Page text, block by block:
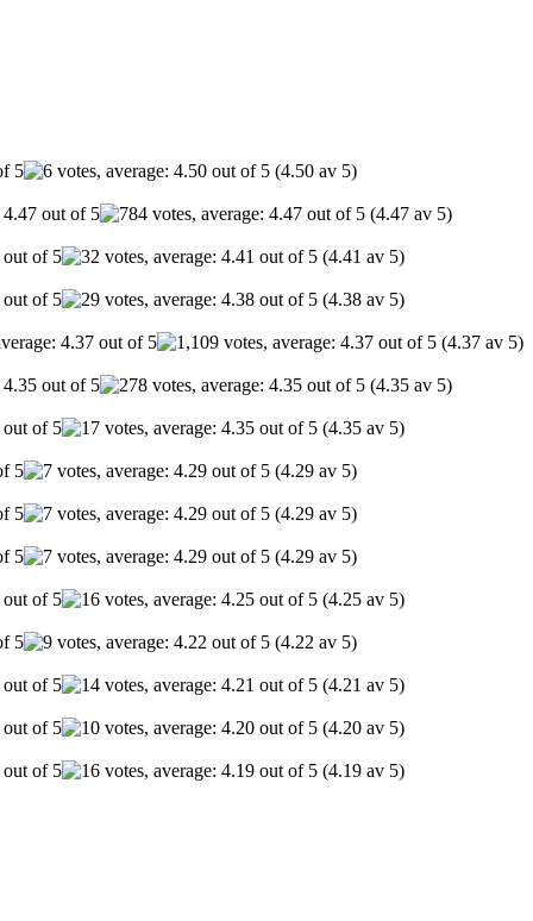
(4.50 av 5)
(4.47 av 5)
(4.41 av 5)
(4.38 av 5)
(4.37 av 5)
(4.35 av 5)
(4.35 av 5)
(4.29 av 5)
(4.29 av 5)
(4.29 av 5)
(4.25 av 5)
(4.22 av 5)
(4.21 av 5)
(4.20 av 5)
(4.19 av 5)